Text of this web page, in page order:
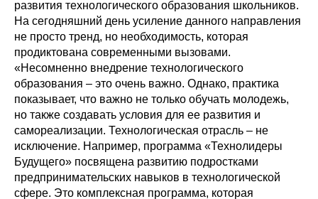
развития технологического образования школьников.
На сегодняшний день усиление данного направления
не просто тренд, но необходимость, которая
продиктована современными вызовами.
«Несомненно внедрение технологического
образования – это очень важно. Однако, практика
показывает, что важно не только обучать молодежь,
но также создавать условия для ее развития и
самореализации. Технологическая отрасль – не
исключение. Например, программа «Технолидеры
Будущего» посвящена развитию подростками
предпринимательских навыков в технологической
сфере. Это комплексная программа, которая